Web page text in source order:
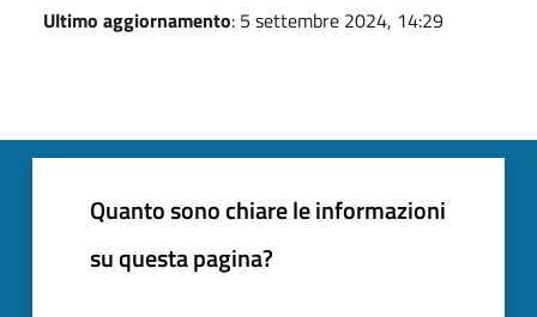
Ultimo aggiornamento: 5 settembre 2024, 14:29
Quanto sono chiare le informazioni
su questa pagina?